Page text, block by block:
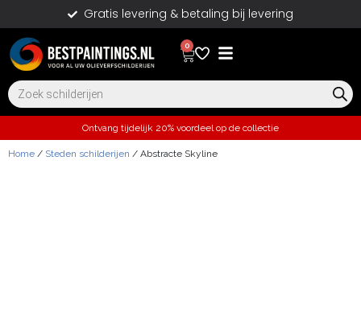
Gratis levering & betaling bij levering
0
Ontvang tijdelijk 20% voordeel op de collectie
Home / Steden schilderijen / Abstracte Skyline